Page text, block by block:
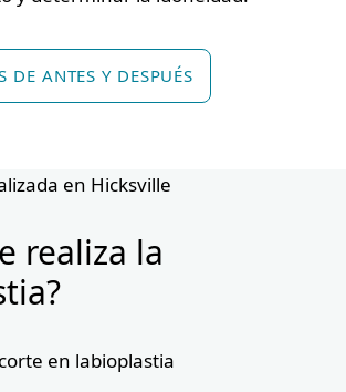
DE ANTES Y DESPUÉS
realiza la